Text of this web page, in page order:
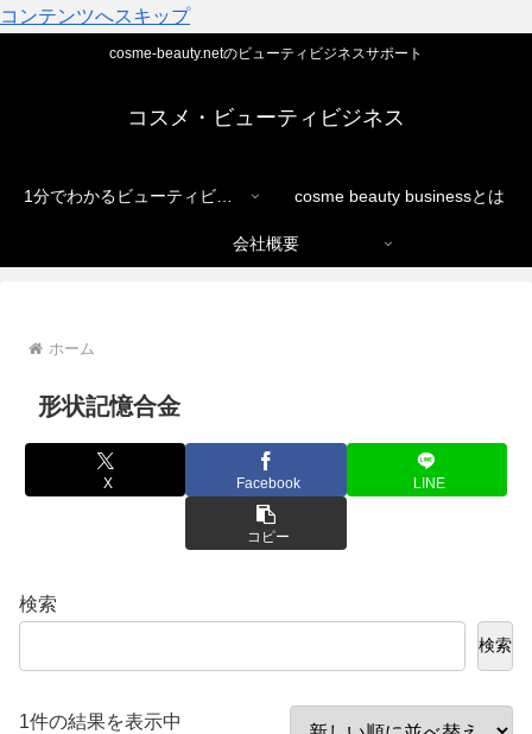
コンテンツへスキップ
cosme-beauty.netのビューティビジネスサポート
コスメ・ビューティビジネス
1分でわかるビューティビジネス cosme beauty businessとは
会社概要
ホーム
形状記憶合金
X Facebook LINE
コピー
検索
検索
1件の結果を表示中